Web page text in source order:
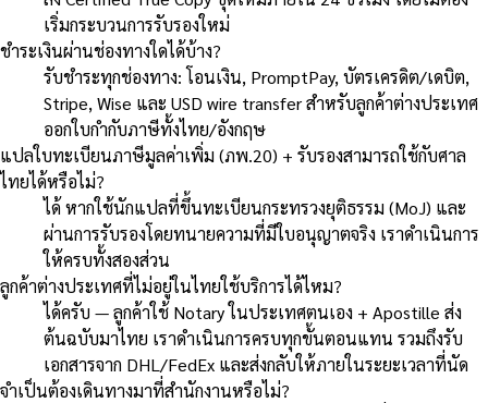
เริ่มกระบวนการรับรองใหม่
ชำระเงินผ่านช่องทางใดได้บ้าง?
รับชำระทุกช่องทาง: โอนเงิน, PromptPay, บัตรเครดิต/เดบิต,
Stripe, Wise และ USD wire transfer สำหรับลูกค้าต่างประเทศ
ออกใบกำกับภาษีทั้งไทย/อังกฤษ
แปลใบทะเบียนภาษีมูลค่าเพิ่ม (ภพ.20) + รับรองสามารถใช้กับศาล
ไทยได้หรือไม่?
ได้ หากใช้นักแปลที่ขึ้นทะเบียนกระทรวงยุติธรรม (MoJ) และ
ผ่านการรับรองโดยทนายความที่มีใบอนุญาตจริง เราดำเนินการ
ให้ครบทั้งสองส่วน
ลูกค้าต่างประเทศที่ไม่อยู่ในไทยใช้บริการได้ไหม?
ได้ครับ — ลูกค้าใช้ Notary ในประเทศตนเอง + Apostille ส่ง
ต้นฉบับมาไทย เราดำเนินการครบทุกขั้นตอนแทน รวมถึงรับ
เอกสารจาก DHL/FedEx และส่งกลับให้ภายในระยะเวลาที่นัด
จำเป็นต้องเดินทางมาที่สำนักงานหรือไม่?